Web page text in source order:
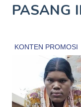
PASANG